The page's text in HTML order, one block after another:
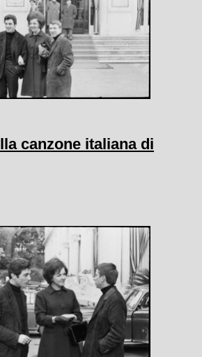
canzone italiana di